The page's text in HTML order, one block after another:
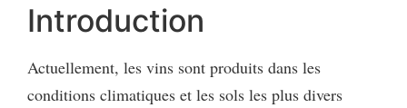
Introduction
Actuellement, les vins sont produits dans les
conditions climatiques et les sols les plus divers